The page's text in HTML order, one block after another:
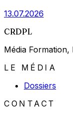
13.07.2026
CRDPL
Média
LE MÉDIA
Dossiers
CONTACT